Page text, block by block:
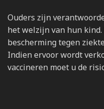
Ouders zijn
het welzijn van hun
bescherming tegen
Indien ervoor wordt
vaccineren moet u de